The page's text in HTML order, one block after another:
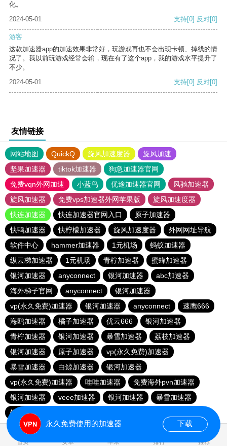
化。
2024-05-01
支持[0] 反对[0]
游客
这款加速器app的加速效果非常好，玩游戏再也不会出现卡顿、掉线的情
况了。我以前玩游戏经常会输，现在有了这个app，我的游戏水平提升了
不少。
2024-05-01
支持[0] 反对[0]
友情链接
网站地图 QuickQ 旋风加速度器
旋风加速
坚果加速器
tiktok加速器
狗急加速器官网
免费vqn外网加速
小蓝鸟 优途加速器官网
风驰加速器
旋风加速器
免费vps加速器外网苹果版
旋风加速度器
快连加速器
快连加速器官网入口
原子加速器
快鸭加速器
快柠檬加速器 旋风加速度器
外网网址导航
软件中心
hammer加速器 1元机场
蚂蚁加速器
纵云梯加速器
1元机场 青柠加速器
蜜蜂加速器
银河加速器
anyconnect 银河加速器
abc加速器
海外梯子官网
anyconnect
银河加速器
vp(永久免费)加速器
银河加速器 anyconnect
速鹰666
海鸥加速器
橘子加速器 优云666
银河加速器
青柠加速器
银河加速器 暴雪加速器
荔枝加速器
银河加速器
原子加速器
vp(永久免费)加速器
暴雪加速器
白鲸加速器
银河加速器
vp(永久免费)加速器
哇哇加速器
免费海外pvn加速器
银河加速器
veee加速器 银河加速器
暴雪加速器
银河加速器
首页 安卓 苹果 排行 推荐
永久免费使用的加速器 下载
0.099962s